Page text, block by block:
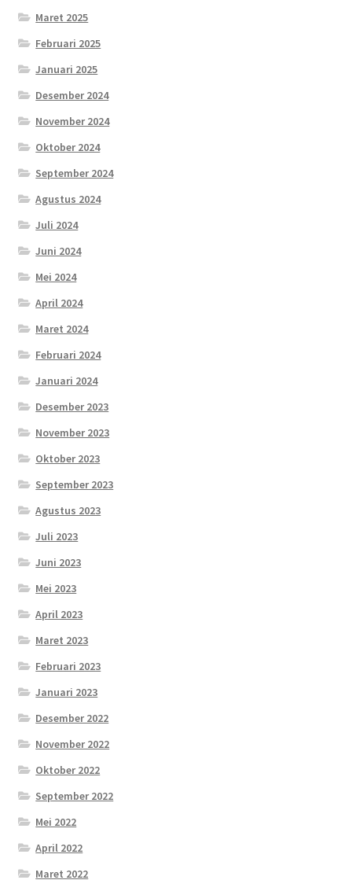
Maret 2025
Februari 2025
Januari 2025
Desember 2024
November 2024
Oktober 2024
September 2024
Agustus 2024
Juli 2024
Juni 2024
Mei 2024
April 2024
Maret 2024
Februari 2024
Januari 2024
Desember 2023
November 2023
Oktober 2023
September 2023
Agustus 2023
Juli 2023
Juni 2023
Mei 2023
April 2023
Maret 2023
Februari 2023
Januari 2023
Desember 2022
November 2022
Oktober 2022
September 2022
Mei 2022
April 2022
Maret 2022